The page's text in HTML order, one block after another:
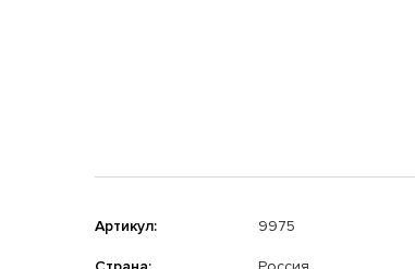
Артикул: 9975